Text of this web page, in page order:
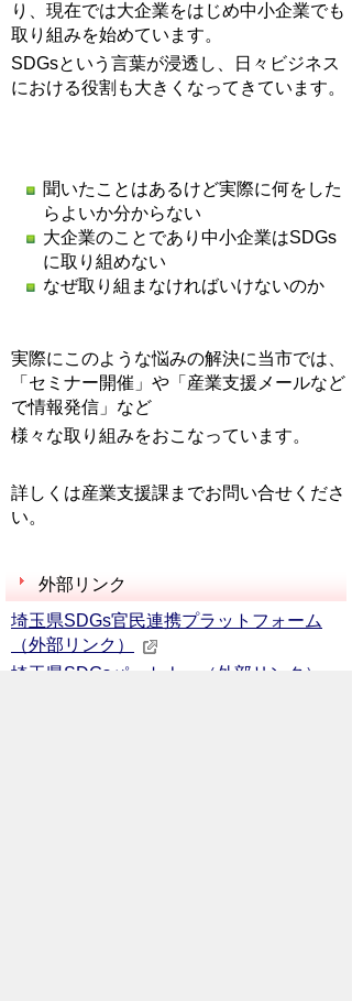
り、現在では大企業をはじめ中小企業でも
取り組みを始めています。
SDGsという言葉が浸透し、日々ビジネス
における役割も大きくなってきています。
聞いたことはあるけど実際に何をした
らよいか分からない
大企業のことであり中小企業はSDGs
に取り組めない
なぜ取り組まなければいけないのか
実際にこのような悩みの解決に当市では、
「セミナー開催」や「産業支援メールなど
で情報発信」など
様々な取り組みをおこなっています。
詳しくは産業支援課までお問い合せくださ
い。
外部リンク
埼玉県SDGs官民連携プラットフォーム
（外部リンク）
埼玉県SDGsパートナー（外部リンク）